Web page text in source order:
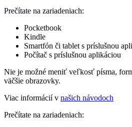
Prečítate na zariadeniach:
Pocketbook
Kindle
Smartfón či tablet s príslušnou
Počítač s príslušnou aplikáciou
Nie je možné meniť veľkosť písma,
väčšie obrazovky.
Viac informácií v našich návodoch
Prečítate na zariadeniach: